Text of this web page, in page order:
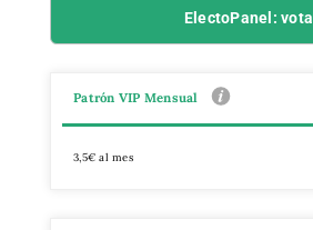
ElectoPanel: vota
Patrón VIP Mensual
3,5€ al mes